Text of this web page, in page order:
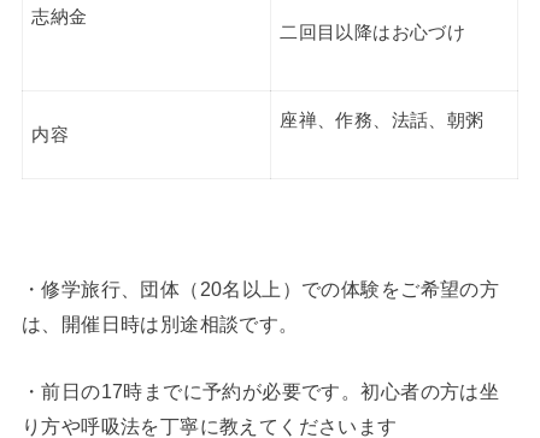
志納金
二回目以降はお心づけ
内容
座禅、作務、法話、朝粥
・修学旅行、団体（20名以上）での体験をご希望の方
は、開催日時は別途相談です。
・前日の17時までに予約が必要です。初心者の方は坐
り方や呼吸法を丁寧に教えてくださいます